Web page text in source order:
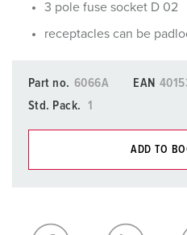
3 pole fuse socket D 02
receptacles can be
Part no. 6066A EAN
Std. Pack.
1
ADD TO
My list